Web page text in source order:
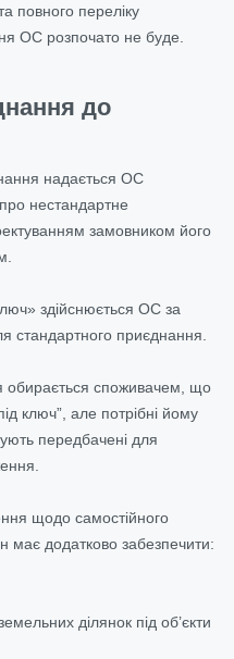
повного переліку
ОС розпочато не буде.
до
надається ОС
нестандартне
замовником його
здійснюється ОС за
приєднання.
обирається споживачем, що
ключ”, але потрібні йому
передбачені для
щодо самостійного
має додатково забезпечити:
ділянок під об’єкти